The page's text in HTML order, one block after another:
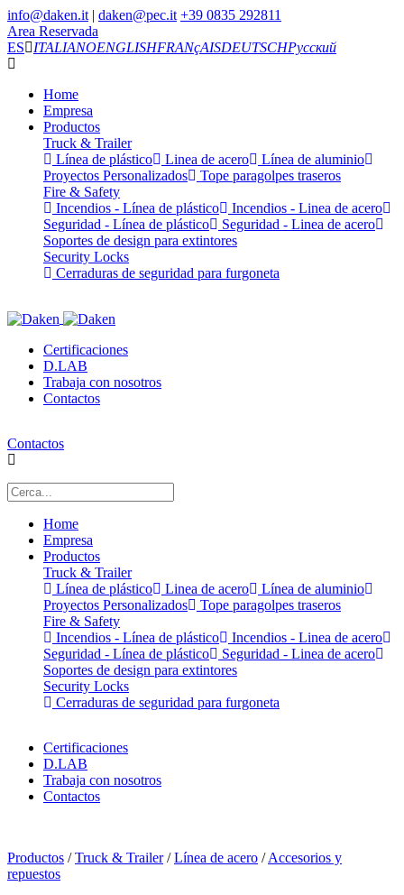
info@daken.it | daken@pec.it +39 0835 292811
Area Reservada
ES
ITALIANOENGLISHFRANçAISDEUTSCHРусский
Home
Empresa
Productos
Truck & Trailer
Línea de plástico
Linea de acero
Línea de aluminio
Proyectos Personalizados
Tope paragolpes traseros
Fire & Safety
Incendios - Línea de plástico
Incendios - Linea de acero
Seguridad - Línea de plástico
Seguridad - Linea de acero
Soportes de design para extintores
Security Locks
Cerraduras de seguridad para furgoneta
Certificaciones
D.LAB
Trabaja con nosotros
Contactos
Contactos
Home
Empresa
Productos
Truck & Trailer
Línea de plástico
Linea de acero
Línea de aluminio
Proyectos Personalizados
Tope paragolpes traseros
Fire & Safety
Incendios - Línea de plástico
Incendios - Linea de acero
Seguridad - Línea de plástico
Seguridad - Linea de acero
Soportes de design para extintores
Security Locks
Cerraduras de seguridad para furgoneta
Certificaciones
D.LAB
Trabaja con nosotros
Contactos
Productos /Truck & Trailer/Línea de acero /Accesorios y
repuestos